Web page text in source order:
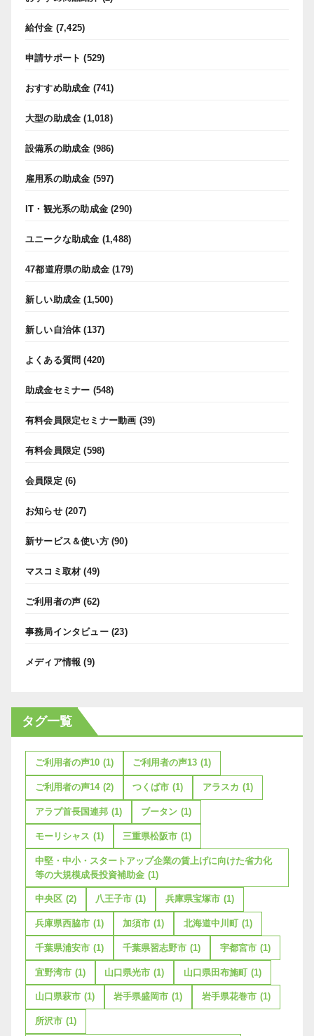
給付金 (7,425)
申請サポート (529)
おすすめ助成金 (741)
大型の助成金 (1,018)
設備系の助成金 (986)
雇用系の助成金 (597)
IT・観光系の助成金 (290)
ユニークな助成金 (1,488)
47都道府県の助成金 (179)
新しい助成金 (1,500)
新しい自治体(137)
よくある質問 (420)
助成金セミナー (548)
有料会員限定セミナー動画 (39)
有料会員限定 (598)
会員限定 (6)
お知らせ(207)
新サービス＆使い方(90)
マスコミ取材 (49)
ご利用者の声 (62)
事務局インタビュー(23)
メディア情報 (9)
タグ一覧
ご利用者の声10 (1) ご利用者の声13 (1)
ご利用者の声14 (2) つくば市 (1) アラスカ (1)
アラブ首長国連邦 (1) ブータン (1)
モーリシャス (1) 三重県松阪市 (1)
中堅・中小・スタートアップ企業の賃上げに向けた省力化
等の大規模成長投資補助金 (1)
中央区 (2) 八王子市 (1) 兵庫県宝塚市 (1)
兵庫県西脇市 (1) 加須市 (1) 北海道中川町 (1)
千葉県浦安市 (1) 千葉県習志野市 (1) 宇都宮市 (1)
宜野湾市 (1) 山口県光市 (1) 山口県田布施町 (1)
山口県萩市 (1) 岩手県盛岡市 (1) 岩手県花巻市 (1)
所沢市 (1)